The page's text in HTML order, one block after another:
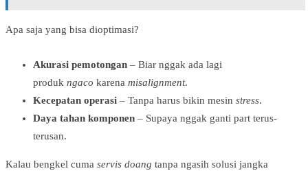
Apa saja yang bisa dioptimasi?
Akurasi pemotongan – Biar nggak ada lagi
produk ngaco karena misalignment.
Kecepatan operasi – Tanpa harus bikin mesin stress.
Daya tahan komponen – Supaya nggak ganti part terus-
terusan.
Kalau bengkel cuma servis doang tanpa ngasih solusi jangka